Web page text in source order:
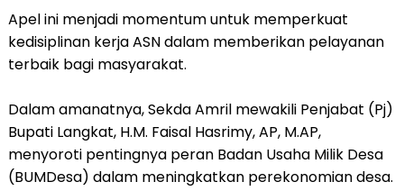
Apel ini menjadi momentum untuk memperkuat
kedisiplinan kerja ASN dalam memberikan pelayanan
terbaik bagi masyarakat.
Dalam amanatnya, Sekda Amril mewakili Penjabat (Pj)
Bupati Langkat, H.M. Faisal Hasrimy, AP, M.AP,
menyoroti pentingnya peran Badan Usaha Milik Desa
(BUMDesa) dalam meningkatkan perekonomian desa.